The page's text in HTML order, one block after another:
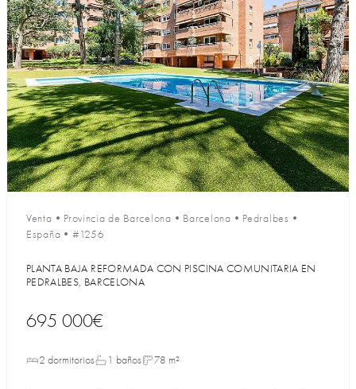
Venta • Provincia de Barcelona • Barcelona • Pedralbes •
España • #1256
PLANTA BAJA REFORMADA CON PISCINA COMUNITARIA EN
PEDRALBES, BARCELONA
695 000€
2 dormitorios 1 baños 78 m²